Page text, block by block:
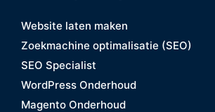
Website laten maken
Zoekmachine optimalisatie (SEO)
SEO Specialist
WordPress Onderhoud
Magento Onderhoud